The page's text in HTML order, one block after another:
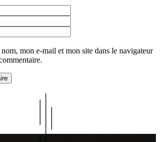
mail
web
mon e-mail et mon site dans le navigateur